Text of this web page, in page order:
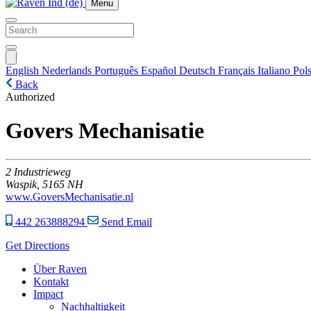
Menu
English Nederlands Português Español Deutsch Français Italiano
Back
Authorized
Govers Mechanisatie
2 Industrieweg
Waspik, 5165 NH
www.GoversMechanisatie.nl
442 263888294
Send Email
Get Directions
Über Raven
Kontakt
Impact
Nachhaltigkeit